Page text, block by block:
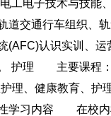
电子技术与技能
交通行车组织、
(AFC)认识实训、
护理 主要课程
理、健康教育、护
学习内容 在校内